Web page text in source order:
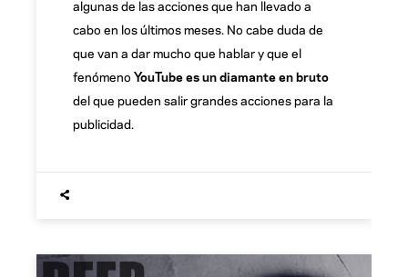
algunas de las acciones que han llevado a
cabo en los últimos meses. No cabe duda de
que van a dar mucho que hablar y que el
fenómeno YouTube es un diamante en bruto
del que pueden salir grandes acciones para la
publicidad.